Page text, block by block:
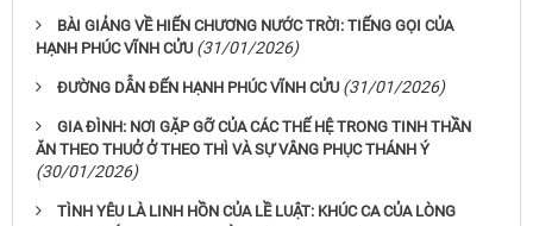
BÀI GIẢNG VỀ HIẾN CHƯƠNG NƯỚC TRỜI: TIẾNG GỌI CỦA
HẠNH PHÚC VĨNH CỬU (31/01/2026)
ĐƯỜNG DẪN ĐẾN HẠNH PHÚC VĨNH CỬU (31/01/2026)
GIA ĐÌNH: NƠI GẶP GỠ CỦA CÁC THẾ HỆ TRONG TINH THẦN
ĂN THEO THUỞ Ở THEO THÌ VÀ SỰ VÂNG PHỤC THÁNH Ý
(30/01/2026)
TÌNH YÊU LÀ LINH HỒN CỦA LỀ LUẬT: KHÚC CA CỦA LÒNG